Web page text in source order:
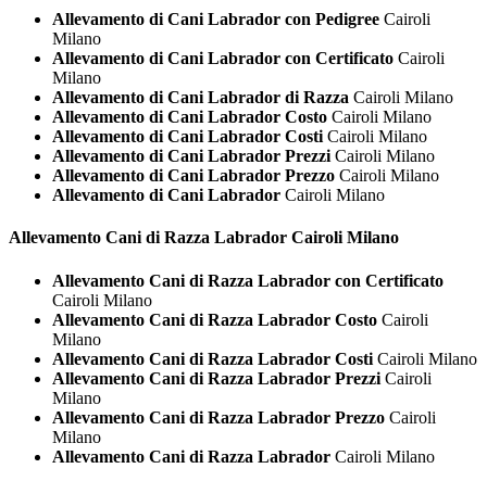
Allevamento di Cani Labrador con Pedigree Cairoli
Milano
Allevamento di Cani Labrador con Certificato Cairoli
Milano
Allevamento di Cani Labrador di Razza Cairoli Milano
Allevamento di Cani Labrador Costo Cairoli Milano
Allevamento di Cani Labrador Costi Cairoli Milano
Allevamento di Cani Labrador Prezzi Cairoli Milano
Allevamento di Cani Labrador Prezzo Cairoli Milano
Allevamento di Cani Labrador Cairoli Milano
Allevamento Cani di Razza Labrador Cairoli Milano
Allevamento Cani di Razza Labrador con Certificato
Cairoli Milano
Allevamento Cani di Razza Labrador Costo Cairoli
Milano
Allevamento Cani di Razza Labrador Costi Cairoli Milano
Allevamento Cani di Razza Labrador Prezzi Cairoli
Milano
Allevamento Cani di Razza Labrador Prezzo Cairoli
Milano
Allevamento Cani di Razza Labrador Cairoli Milano